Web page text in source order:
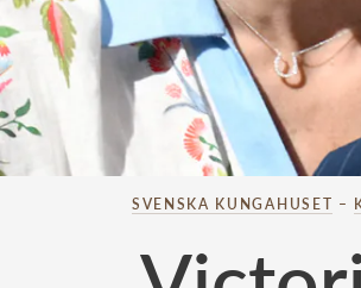
SVENSKA KUNGAHUSET –